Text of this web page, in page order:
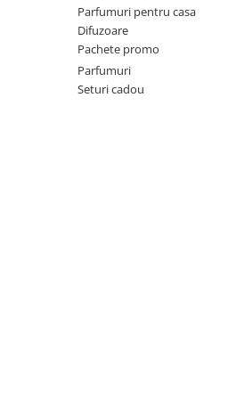
Ulei pentru barbaParfumuri pentru casa
Difuzoare
Pachete promo
Parfumuri
Seturi cadou